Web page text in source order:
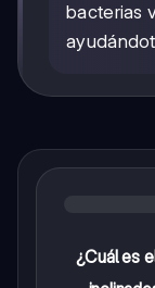
bacterias
¿Cuál es